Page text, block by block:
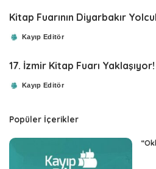
Kitap Fuarının Diyarbakır
PostedKayıp Editör
17. İzmir Kitap Fuarı Yaklaşıyor!
PostedKayıp Editör
Popüler İçerikler